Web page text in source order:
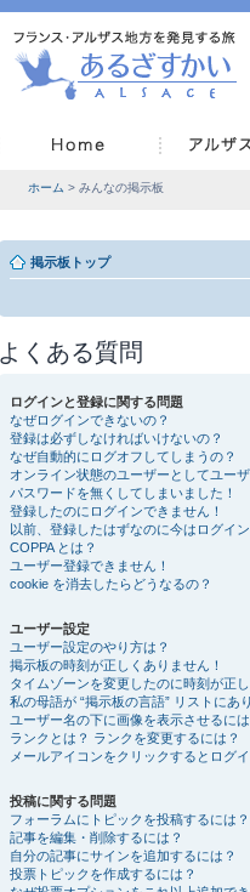
ホーム > みんなの掲示板
掲示板トップ
よくある質問
ログインと登録に関する問題
なぜログインできないの？
登録は必ずしなければいけないの？
なぜ自動的にログオフしてしまうの？
オンライン状態のユーザーとしてユー
パスワードを無くしてしまいました！
登録したのにログインできません！
以前、登録したはずなのに今はログイン
COPPA とは？
ユーザー登録できません！
cookie を消去したらどうなるの？
ユーザー設定
ユーザー設定のやり方は？
掲示板の時刻が正しくありません！
タイムゾーンを変更したのに時刻が正
私の母語が “掲示板の言語” リストにあ
ユーザー名の下に画像を表示させるには
ランクとは？ ランクを変更するには？
メールアイコンをクリックするとログ
投稿に関する問題
フォーラムにトピックを投稿するには？
記事を編集・削除するには？
自分の記事にサインを追加するには？
投票トピックを作成するには？